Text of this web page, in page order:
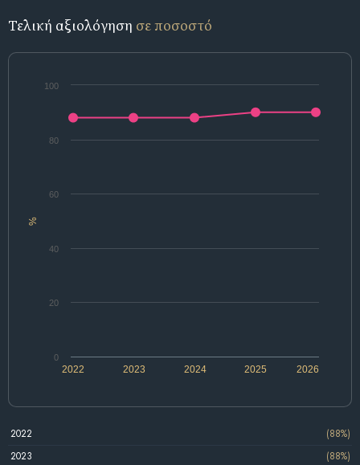
Τελική αξιολόγηση σε ποσοστό
%
2022 2024 2026
2023 2025
0
20
40
60
80
100
2022
(88%)
2023
(88%)